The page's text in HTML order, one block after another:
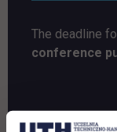
The deadline
conference